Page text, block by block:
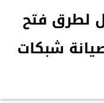
لطرق فتح
شبكات